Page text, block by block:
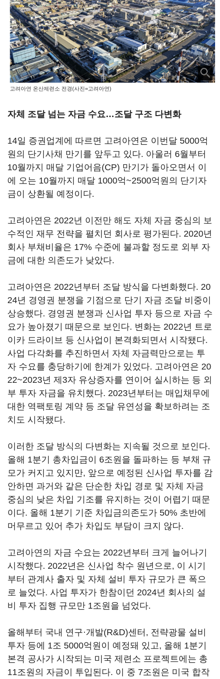
고려아연 온산제련소 전경(사진=고려아연)
자체 조달 넘는 자금 수요…조달 구조 다변화
14일 증권업계에 따르면 고려아연은 이번달 5000억
원의 단기사채 만기를 앞두고 있다. 아울러 6월부터
10월까지 매달 기업어음(CP) 만기가 돌아오면서 이
에 오는 10월까지 매달 1000억~2500억원의 단기자
금이 상환될 예정이다.
고려아연은 2022년 이전만 해도 자체 자금 중심의 보
수적인 재무 전략을 펼치던 회사로 평가된다. 2020년
회사 부채비율은 17% 수준에 불과할 정도로 외부 자
금에 대한 의존도가 낮았다.
고려아연은 2022년부터 조달 방식을 다변화했다. 20
24년 경영권 분쟁을 기점으로 단기 자금 조달 비중이
상승했다. 경영권 분쟁과 신사업 투자 등으로 자금 수
요가 높아졌기 때문으로 보인다. 변화는 2022년 트로
이카 드라이브 등 신사업이 본격화되면서 시작됐다.
사업 다각화를 추진하면서 자체 자금력만으로는 투
자 수요를 충당하기에 한계가 있었다. 고려아연은 20
22~2023년 제3자 유상증자를 연이어 실시하는 등 외
부 투자 자금을 유치했다. 2023년부터는 매입채무에
대한 역팩토링 계약 등 조달 유연성을 확보하려는 조
치도 시작됐다.
이러한 조달 방식의 다변화는 지속될 것으로 보인다.
올해 1분기 총차입금이 6조원을 돌파하는 등 부채 규
모가 커지고 있지만, 앞으로 예정된 신사업 투자를 감
안하면 과거와 같은 단순한 차입 경로 및 자체 자금
중심의 낮은 차입 기조를 유지하는 것이 어렵기 때문
이다. 올해 1분기 기준 차입금의존도가 50% 초반에
머무르고 있어 추가 차입도 부담이 크지 않다.
고려아연의 자금 수요는 2022년부터 크게 늘어나기
시작했다. 2022년은 신사업 착수 원년으로, 이 시기
부터 관계사 출자 및 자체 설비 투자 규모가 큰 폭으
로 늘었다. 사업 투자가 한참이던 2024년 회사의 설
비 투자 집행 규모만 1조원을 넘었다.
올해부터 국내 연구·개발(R&D)센터, 전략광물 설비
투자 등에 1조 5000억원이 예정돼 있고, 올해 1분기
본격 공사가 시작되는 미국 제련소 프로젝트에는 총
11조원의 자금이 투입된다. 이 중 7조원은 미국 합작